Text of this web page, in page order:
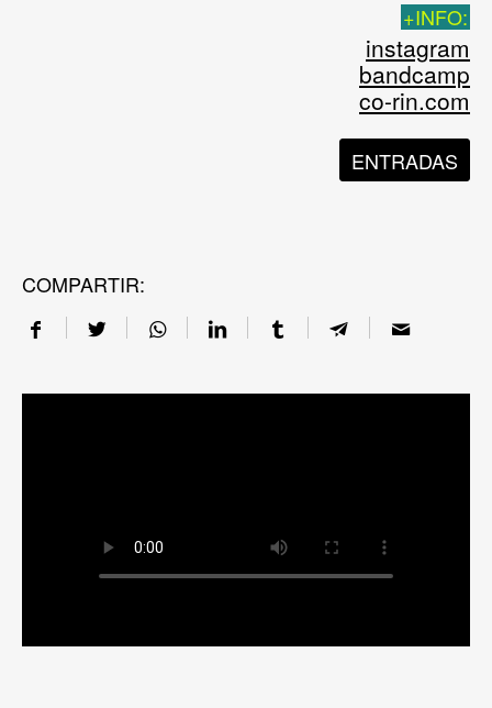
+INFO:
instagram
bandcamp
co-rin.com
ENTRADAS
COMPARTIR: